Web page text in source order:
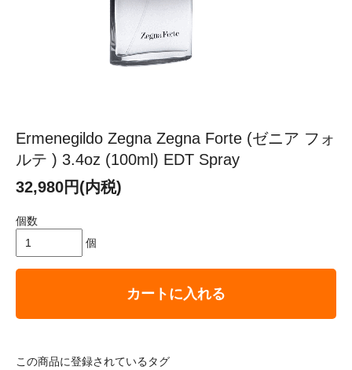
Ermenegildo Zegna Zegna Forte (ゼニア フォ
ルテ ) 3.4oz (100ml) EDT Spray
32,980円(内税)
個数
個
カートに入れる
この商品に登録されているタグ